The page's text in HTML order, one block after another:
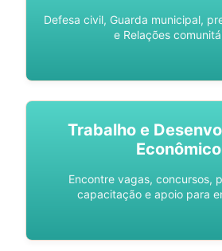
Defesa civil, Guarda municipal,
e Relações
Trabalho e
Econômico
Encontre vagas, concursos,
capacitação e apoio para